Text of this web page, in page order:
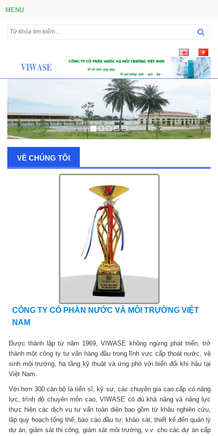
MENU
VỀ CHÚNG TÔI
CÔNG TY CỔ PHẦN NƯỚC VÀ MÔI TRƯỜNG VIỆT
NAM
Được thành lập từ năm 1969, VIWASE không ngừng phát triển, trở
thành một công ty tư vấn hàng đầu trong lĩnh vực cấp thoát nước, vệ
sinh môi trường, hạ tầng kỹ thuật và ứng phó với biến đổi khí hậu tại
Việt Nam.
Với hơn 300 cán bộ là tiến sĩ, kỹ sư, các chuyên gia cao cấp có năng
lực, trình độ chuyên môn cao, VIWASE có đủ khả năng và năng lực
thực hiện các dịch vụ tư vấn toàn diện bao gồm từ khâu nghiên cứu,
lập quy hoạch tổng thể, báo cáo đầu tư; khảo sát; thiết kế đến quản lý
dự án, giám sát thi công, giám sát môi trường, v.v. cho các dự án cấp